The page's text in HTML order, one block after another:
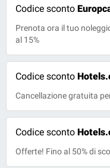
Codice sconto
Prenota ora il tuo
al 15%
Codice sconto
Cancellazione gratuita
Codice sconto
Offerte! Fino al 50% di